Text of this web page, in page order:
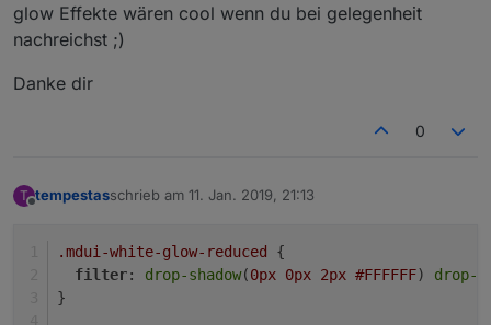
glow Effekte wären cool wenn du bei gelegenheit
nachreichst ;)
Danke dir
0
T
Offline
tempestasschrieb am 11. Jan. 2019, 21:13
zuletzt editiert von
.mdui-white-glow-reduced {
filter: drop-shadow(0px 0px 2px #FFFFFF) drop-
}